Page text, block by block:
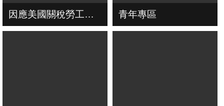
因應美國關稅勞工局協助方案 青年專區